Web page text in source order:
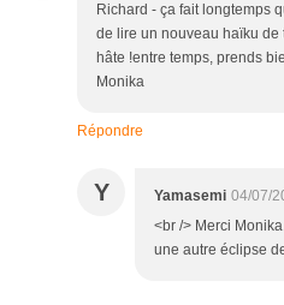
Richard - ça fait longtemps
de lire un nouveau haïku de
hâte !entre temps, prends
Monika
Répondre
Y Yamasemi 04/07/
<br /> Merci
une autre éclipse